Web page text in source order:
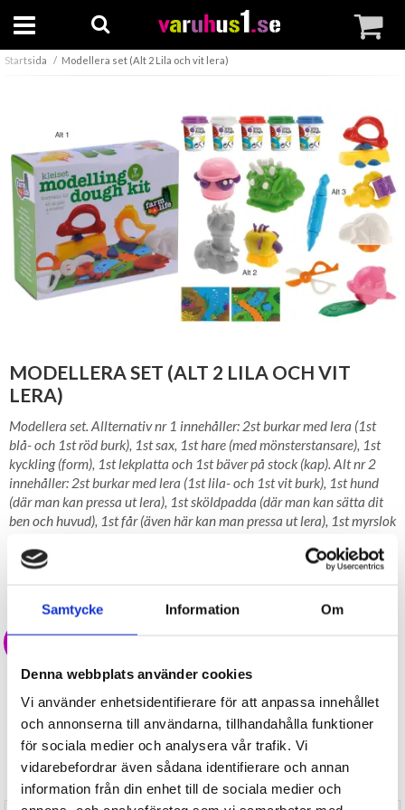
Samtycke Information Om
Denna webbplats använder cookies
Vi använder enhetsidentifierare för att anpassa innehållet
och annonserna till användarna, tillhandahålla funktioner
för sociala medier och analysera vår trafik. Vi
vidarebefordrar även sådana identifierare och annan
information från din enhet till de sociala medier och
Startsida Modellera set (Alt 2 Lila och vit lera)
MODELLERA SET (ALT 2 LILA OCH VIT
LERA)
Modellera set. Allternativ nr 1 innehåller: 2st burkar med lera (1st
blå- och 1st röd burk), 1st sax, 1st hare (med mönsterstansare), 1st
kyckling (form), 1st lekplatta och 1st bäver på stock (kap). Alt nr 2
innehåller: 2st burkar med lera (1st lila- och 1st vit burk), 1st hund
(där man kan pressa ut lera), 1st sköldpadda (där man kan sätta dit
ben och huvud), 1st får (även här kan man pressa ut lera), 1st myrslok
och 1st grön burk), 1st kavel med havsmönster, 1st krabba med
39 kr
BEVAKA
Tillfälligt Slut
Preliminärt åter i lager: Okänt